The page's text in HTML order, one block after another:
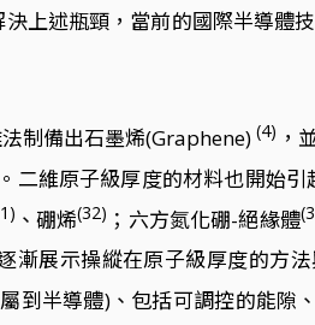
上述瓶頸，當前的國際半導體
制備出石墨烯(Graphene) (4) ，
。二維原子級厚度的材料也開始
、硼烯(32) ；六方氮化硼-絕緣體
漸展示操縱在原子級厚度的方
到半導體)、包括可調控的能